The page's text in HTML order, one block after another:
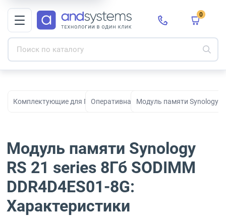
0
Комплектующие для ПК, сборки и модернизации
Оперативная памятьМодуль памяти Synology
Модуль памяти Synology
RS 21 series 8Гб SODIMM
DDR4D4ES01-8G:
Характеристики